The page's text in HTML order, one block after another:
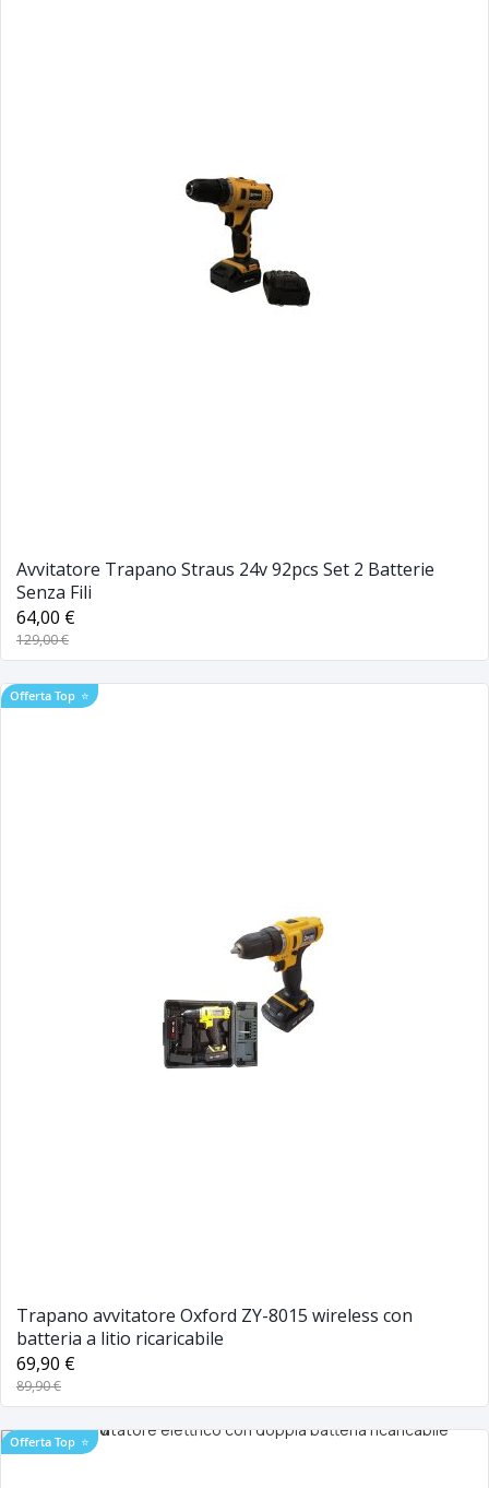
Avvitatore Trapano Straus 24v 92pcs Set 2 Batterie
Senza Fili
64,00 €
129,00 €
Offerta Top ⭐
Trapano avvitatore Oxford ZY-8015 wireless con
batteria a litio ricaricabile
69,90 €
89,90 €
Offerta Top ⭐